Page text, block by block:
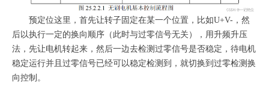
预定位这里，首先让转子固定在某一个位置，比如U+V-，然
后以执行一定的换向顺序（此时与过零信号无关），用升频升压
法，先让电机转起来，然后一边去检测过零信号是否稳定，待电机
稳定运行并且过零信号已经可以稳定检测到，就切换到过零检测换
向控制。